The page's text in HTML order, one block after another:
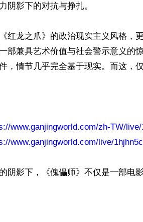
阴影下的对抗与挣扎。
红龙之爪》的政治现实主义风格，
部兼具艺术价值与社会警示意义的
，情节几乎完全基于现实。而这，
www.ganjingworld.com/zh-TW/
www.ganjingworld.com/live/
阴影下，《傀儡师》不仅是一部电